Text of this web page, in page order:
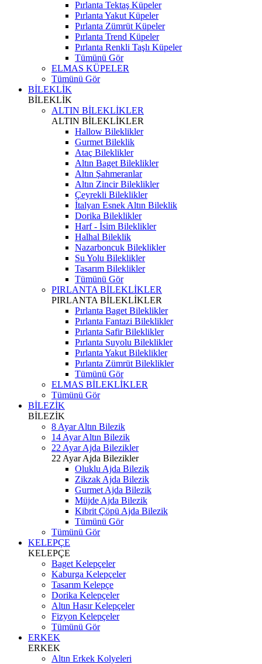
Pırlanta Tektaş Küpeler
Pırlanta Yakut Küpeler
Pırlanta Zümrüt Küpeler
Pırlanta Trend Küpeler
Pırlanta Renkli Taşlı Küpeler
Tümünü Gör
ELMAS KÜPELER
Tümünü Gör
BİLEKLİK
BİLEKLİK
ALTIN BİLEKLİKLER
ALTIN BİLEKLİKLER
Hallow Bileklikler
Gurmet Bileklik
Ataç Bileklikler
Altın Baget Bileklikler
Altın Şahmeranlar
Altın Zincir Bileklikler
Çeyrekli Bileklikler
İtalyan Esnek Altın Bileklik
Dorika Bileklikler
Harf - İsim Bileklikler
Halhal Bileklik
Nazarboncuk Bileklikler
Su Yolu Bileklikler
Tasarım Bileklikler
Tümünü Gör
PIRLANTA BİLEKLİKLER
PIRLANTA BİLEKLİKLER
Pırlanta Baget Bileklikler
Pırlanta Fantazi Bileklikler
Pırlanta Safir Bileklikler
Pırlanta Suyolu Bileklikler
Pırlanta Yakut Bileklikler
Pırlanta Zümrüt Bileklikler
Tümünü Gör
ELMAS BİLEKLİKLER
Tümünü Gör
BİLEZİK
BİLEZİK
8 Ayar Altın Bilezik
14 Ayar Altın Bilezik
22 Ayar Ajda Bilezikler
22 Ayar Ajda Bilezikler
Oluklu Ajda Bilezik
Zikzak Ajda Bilezik
Gurmet Ajda Bilezik
Müjde Ajda Bilezik
Kibrit Çöpü Ajda Bilezik
Tümünü Gör
Tümünü Gör
KELEPÇE
KELEPÇE
Baget Kelepçeler
Kaburga Kelepçeler
Tasarım Kelepçe
Dorika Kelepçeler
Altın Hasır Kelepçeler
Fizyon Kelepçeler
Tümünü Gör
ERKEK
ERKEK
Altın Erkek Kolyeleri